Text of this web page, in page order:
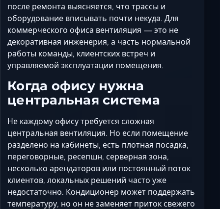
Черкесск
Шахты
Элиста
Ялта
после ремонта выясняется, что трассы и
оборудование вписывать почти некуда. Для
коммерческого офиса вентиляция — это не
декоративная инженерия, а часть нормальной
работы команды, клиентских встреч и
управляемой эксплуатации помещения.
Когда офису нужна
центральная система
Не каждому офису требуется сложная
центральная вентиляция. Но если помещение
разделено на кабинеты, есть плотная посадка,
переговорные, ресепшн, серверная зона,
несколько арендаторов или постоянный поток
клиентов, локальных решений часто уже
недостаточно. Кондиционер может поддержать
температуру, но он не заменяет приток свежего